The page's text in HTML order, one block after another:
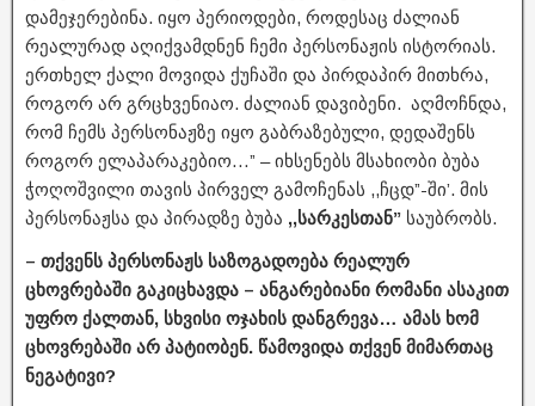
დამეჯერებინა. იყო პერიოდები, როდესაც ძალიან
რეალურად აღიქვამდნენ ჩემი პერსონაჟის ისტორიას.
ერთხელ ქალი მოვიდა ქუჩაში და პირდაპირ მითხრა,
როგორ არ გრცხვენიაო. ძალიან დავიბენი. აღმოჩნდა,
რომ ჩემს პერსონაჟზე იყო გაბრაზებული, დედაშენს
როგორ ელაპარაკებიო…” – იხსენებს მსახიობი ბუბა
ჭოღოშვილი თავის პირველ გამოჩენას ,,ჩცდ”-ში’. მის
პერსონაჟსა და პირადზე ბუბა ,,სარკესთან” საუბრობს.
– თქვენს პერსონაჟს საზოგადოება რეალურ
ცხოვრებაში გაკიცხავდა – ანგარებიანი რომანი ასაკით
უფრო ქალთან, სხვისი ოჯახის დანგრევა… ამას ხომ
ცხოვრებაში არ პატიობენ. წამოვიდა თქვენ მიმართაც
ნეგატივი?